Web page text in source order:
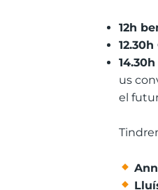
12h
14.30h
us
el